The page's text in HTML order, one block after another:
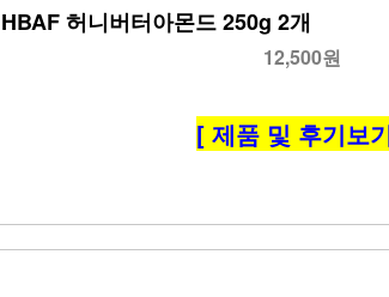
HBAF 허니버터아몬드 250g 2개
12,500원
[ 제품 및 후기보